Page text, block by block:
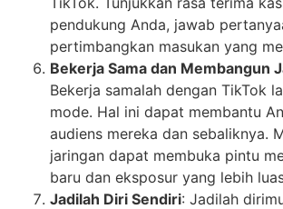
pendukung Anda, jawab
pertimbangkan masukan yang
Bekerja Sama dan Membangun
Bekerja samalah dengan TikTok
mode. Hal ini dapat membantu
audiens mereka dan sebaliknya.
jaringan dapat membuka pintu
baru dan eksposur yang lebih
Jadilah Diri Sendiri: Jadilah